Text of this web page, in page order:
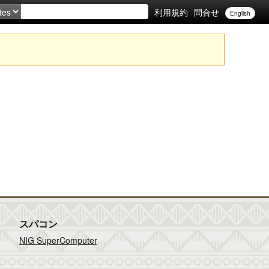
利用規約 問合せ English
スパコン
NIG SuperComputer